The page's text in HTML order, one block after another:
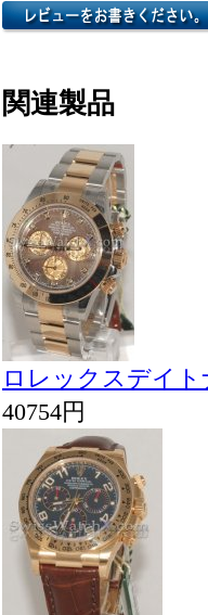
関連製品
ロレックスデイト
40754円